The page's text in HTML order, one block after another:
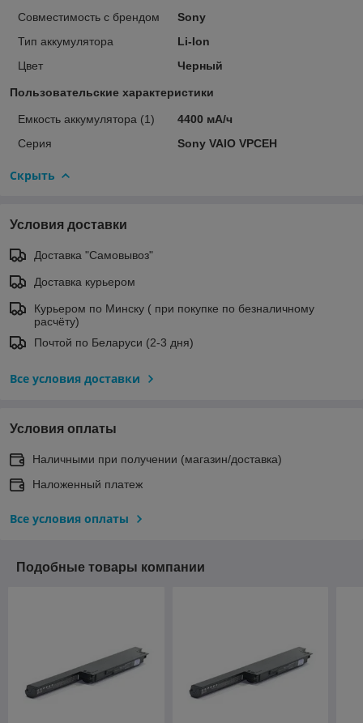
Совместимость с брендом
Sony
Тип аккумулятора
Li-Ion
Цвет
Черный
Пользовательские характеристики
Емкость аккумулятора (1)
4400 мА/ч
Серия
Sony VAIO VPCEH
Скрыть
Условия доставки
Доставка "Самовывоз"
Доставка курьером
Курьером по Минску ( при покупке по безналичному
расчёту)
Почтой по Беларуси (2-3 дня)
Все условия доставки
Условия оплаты
Наличными при получении (магазин/доставка)
Наложенный платеж
Все условия оплаты
Подобные товары компании